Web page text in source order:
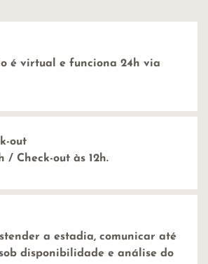
é virtual e funciona 24h via
out
/ Check-out às 12h.
a estadia, comunicar até
disponibilidade e análise do